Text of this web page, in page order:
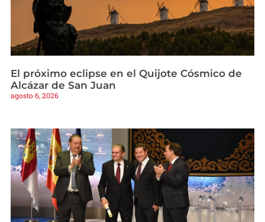
El próximo eclipse en el Quijote Cósmico de
Alcázar de San Juan
agosto 6, 2026